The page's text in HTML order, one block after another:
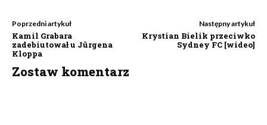
Poprzedni artykuł
Kamil Grabara
zadebiutował u Jürgena
Kloppa
Następny artykuł
Krystian Bielik przeciwko
Sydney FC [wideo]
Zostaw komentarz